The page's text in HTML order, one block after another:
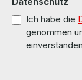
Ich habe die
genommen